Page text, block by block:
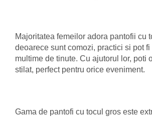
Majoritatea femeilor adora pantofii cu
deoarece sunt comozi, practici si pot fi
multime de tinute. Cu ajutorul lor, poti
stilat, perfect pentru orice eveniment.
Gama de pantofi cu tocul gros este